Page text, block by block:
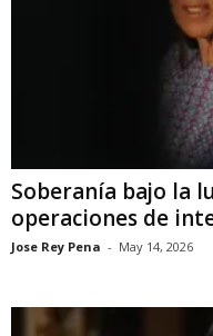
Soberanía bajo la
operaciones de
Jose Rey Pena - May 14, 2026